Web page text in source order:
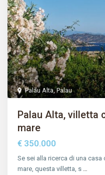
Palau Alta,Palau
Palau Alta, villetta
mare
€ 350.000
Se sei alla ricerca di una
mare, questa villetta, s …